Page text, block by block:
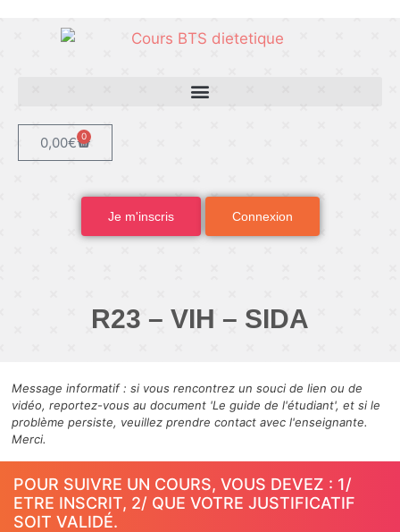
0,00€ 0
Je m'inscris Connexion
R23 – VIH – SIDA
Message informatif : si vous rencontrez un souci de lien ou de
vidéo, reportez-vous au document 'Le guide de l'étudiant', et si le
problème persiste, veuillez prendre contact avec l'enseignante.
Merci.
POUR SUIVRE UN COURS, VOUS DEVEZ : 1/
ETRE INSCRIT, 2/ QUE VOTRE JUSTIFICATIF
SOIT VALIDÉ.